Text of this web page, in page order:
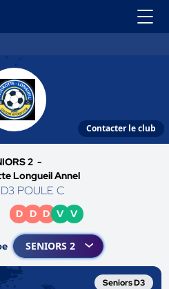
Contacter le club
2 -
Longueil Annel
POULE C
D D D V V
Seniors D3